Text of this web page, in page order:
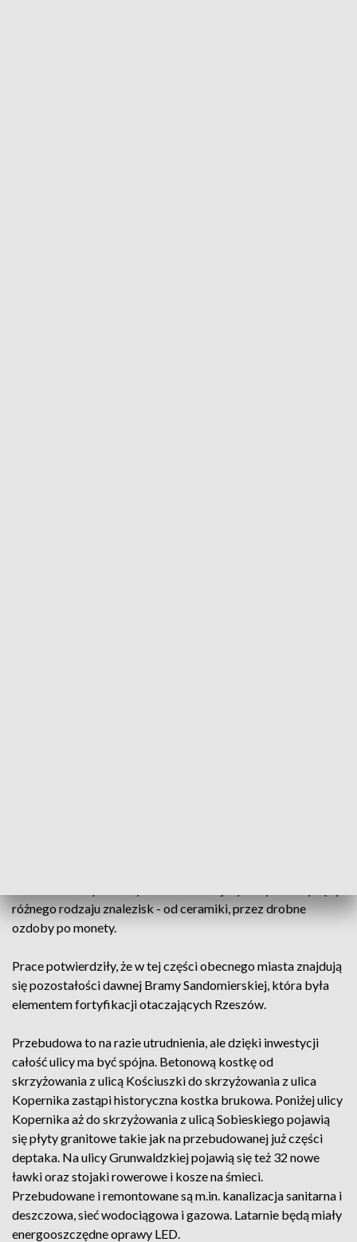
różnego rodzaju znalezisk - od ceramiki, przez drobne
ozdoby po monety.
Prace potwierdziły, że w tej części obecnego miasta znajdują
się pozostałości dawnej Bramy Sandomierskiej, która była
elementem fortyfikacji otaczających Rzeszów.
Przebudowa to na razie utrudnienia, ale dzięki inwestycji
całość ulicy ma być spójna. Betonową kostkę od
skrzyżowania z ulicą Kościuszki do skrzyżowania z ulica
Kopernika zastąpi historyczna kostka brukowa. Poniżej ulicy
Kopernika aż do skrzyżowania z ulicą Sobieskiego pojawią
się płyty granitowe takie jak na przebudowanej już części
deptaka. Na ulicy Grunwaldzkiej pojawią się też 32 nowe
ławki oraz stojaki rowerowe i kosze na śmieci.
Przebudowane i remontowane są m.in. kanalizacja sanitarna i
deszczowa, sieć wodociągowa i gazowa. Latarnie będą miały
energooszczędne oprawy LED.